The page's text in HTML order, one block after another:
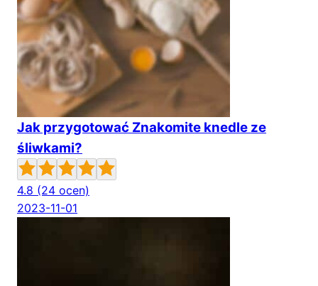
Jak przygotować Znakomite knedle ze
śliwkami?
4.8 (24 ocen)
2023-11-01